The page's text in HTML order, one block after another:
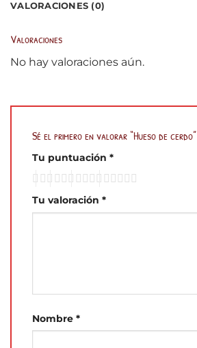
VALORACIONES (0)
Valoraciones
No hay valoraciones aún.
Sé el primero en valorar “Hueso de cerdo”
Tu puntuación *
Tu valoración *
Nombre *